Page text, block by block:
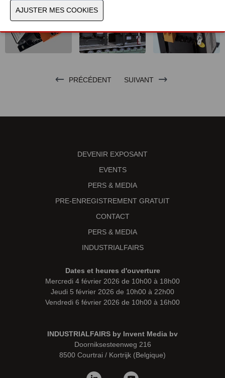
PRÉCÉDENT SUIVANT
DEVENIR EXPOSANT
EVENTS
PERS & MEDIA
PRE-ENREGISTREMENT GRATUIT
CONTACT
PERS & MEDIA
INDUSTRIALFAIRS
Dates et heures d'ouverture
Mercredi 4 février 2026 de 10h00 à 18h00
Jeudi 5 février 2026 de 10h00 à 22h00
Vendredi 6 février 2026 de 10h00 à 16h00
INDUSTRIALFAIRS by Invent Media bv
Doorniksesteenweg 216
8500 Courtrai / Kortrijk (Belgique)